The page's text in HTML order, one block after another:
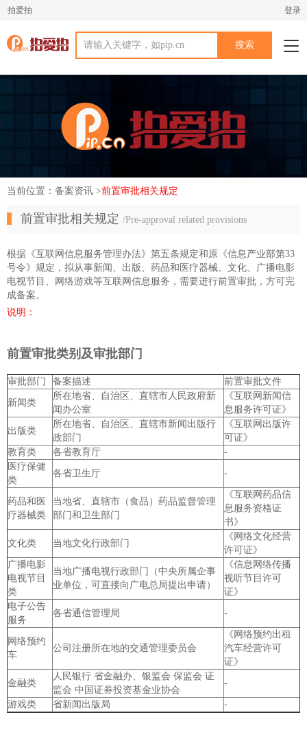
拍爱拍 登录
当前位置：备案资讯 >前置审批相关规定
前置审批相关规定 /Pre-approval related provisions
根据《互联网信息服务管理办法》第五条规定和原《信息产业部第33
号令》规定，拟从事新闻、出版、药品和医疗器械、文化、广播电影
电视节目、网络游戏等互联网信息服务，需要进行前置审批，方可完
成备案。
说明：
前置审批类别及审批部门
审批部门 备案描述 前置审批文件
新闻类
所在地省、自治区、直辖市人民政府新
闻办公室
《互联网新闻信
息服务许可证》
出版类
所在地省、自治区、直辖市新闻出版行
政部门
《互联网出版许
可证》
教育类
各省教育厅
-
医疗保健
类
各省卫生厅 -
药品和医
疗器械类
当地省、直辖市（食品）药品监督管理
部门和卫生部门
《互联网药品信
息服务资格证
书》
文化类 当地文化行政部门
《网络文化经营
许可证》
广播电影
电视节目
类
当地广播电视行政部门（中央所属企事
业单位，可直接向广电总局提出申请）
《信息网络传播
视听节目许可
证》
电子公告
服务
各省通信管理局 -
网络预约
车
公司注册所在地的交通管理委员会
《网络预约出租
汽车经营许可
证》
金融类
人民银行 省金融办、银监会 保监会 证
监会 中国证券投资基金业协会
-
游戏类 省新闻出版局 -